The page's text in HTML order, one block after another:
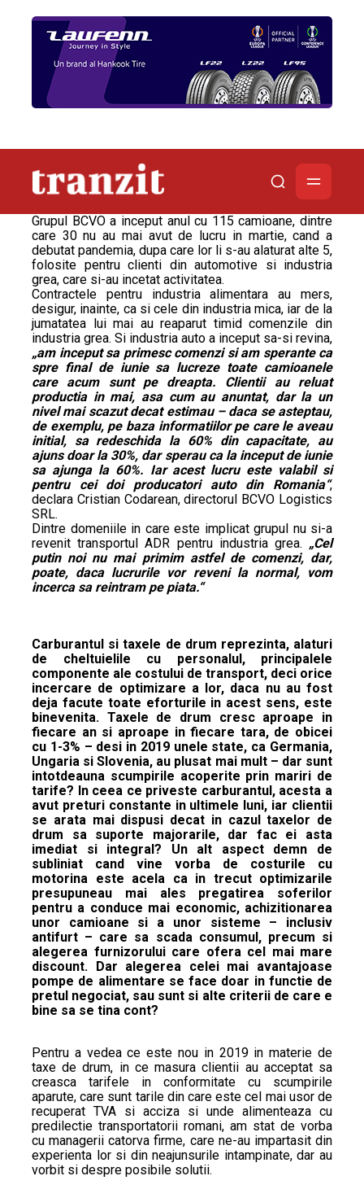
Grupul BCVO a inceput anul cu 115 camioane, dintre
care 30 nu au mai avut de lucru in martie, cand a
debutat pandemia, dupa care lor li s-au alaturat alte 5,
folosite pentru clienti din automotive si industria
grea, care si-au incetat activitatea.
Contractele pentru industria alimentara au mers,
desigur, inainte, ca si cele din industria mica, iar de la
jumatatea lui mai au reaparut timid comenzile din
industria grea. Si industria auto a inceput sa-si revina,
„am inceput sa primesc comenzi si am sperante ca
spre final de iunie sa lucreze toate camioanele
care acum sunt pe dreapta. Clientii au reluat
productia in mai, asa cum au anuntat, dar la un
nivel mai scazut decat estimau – daca se asteptau,
de exemplu, pe baza informatiilor pe care le aveau
initial, sa redeschida la 60% din capacitate, au
ajuns doar la 30%, dar sperau ca la inceput de iunie
sa ajunga la 60%. Iar acest lucru este valabil si
pentru cei doi producatori auto din Romania“,
declara Cristian Codarean, directorul BCVO Logistics
SRL.
Dintre domeniile in care este implicat grupul nu si-a
revenit transportul ADR pentru industria grea. „Cel
putin noi nu mai primim astfel de comenzi, dar,
poate, daca lucrurile vor reveni la normal, vom
incerca sa reintram pe piata.“
Carburantul si taxele de drum reprezinta, alaturi
de cheltuielile cu personalul, principalele
componente ale costului de transport, deci orice
incercare de optimizare a lor, daca nu au fost
deja facute toate eforturile in acest sens, este
binevenita. Taxele de drum cresc aproape in
fiecare an si aproape in fiecare tara, de obicei
cu 1-3% – desi in 2019 unele state, ca Germania,
Ungaria si Slovenia, au plusat mai mult – dar sunt
intotdeauna scumpirile acoperite prin mariri de
tarife? In ceea ce priveste carburantul, acesta a
avut preturi constante in ultimele luni, iar clientii
se arata mai dispusi decat in cazul taxelor de
drum sa suporte majorarile, dar fac ei asta
imediat si integral? Un alt aspect demn de
subliniat cand vine vorba de costurile cu
motorina este acela ca in trecut optimizarile
presupuneau mai ales pregatirea soferilor
pentru a conduce mai economic, achizitionarea
unor camioane si a unor sisteme – inclusiv
antifurt – care sa scada consumul, precum si
alegerea furnizorului care ofera cel mai mare
discount. Dar alegerea celei mai avantajoase
pompe de alimentare se face doar in functie de
pretul negociat, sau sunt si alte criterii de care e
bine sa se tina cont?
Pentru a vedea ce este nou in 2019 in materie de
taxe de drum, in ce masura clientii au acceptat sa
creasca tarifele in conformitate cu scumpirile
aparute, care sunt tarile din care este cel mai usor de
recuperat TVA si acciza si unde alimenteaza cu
predilectie transportatorii romani, am stat de vorba
cu managerii catorva firme, care ne-au impartasit din
experienta lor si din neajunsurile intampinate, dar au
vorbit si despre posibile solutii.